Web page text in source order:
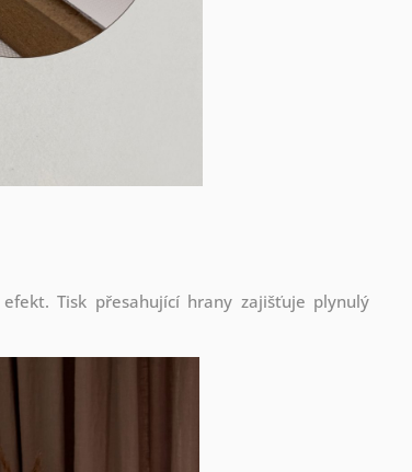
Tisk přesahující hrany zajišťuje plynulý